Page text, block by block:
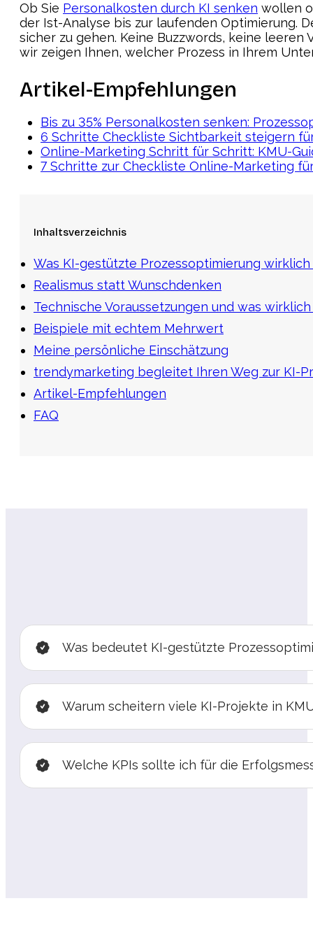
Ob Sie Personalkosten durch KI senken wollen
der Ist-Analyse bis zur laufenden Optimierung.
sicher zu gehen. Keine Buzzwords, keine
wir zeigen Ihnen, welcher Prozess in Ihrem
Artikel-Empfehlungen
Bis zu 35% Personalkosten senken:
6 Schritte Checkliste Sichtbarkeit steigern
Online-Marketing Schritt für Schritt: KMU-
7 Schritte zur Checkliste Online-Marketing
Inhaltsverzeichnis
Was KI-gestützte Prozessoptimierung
Realismus statt Wunschdenken
Technische Voraussetzungen und was
Beispiele mit echtem Mehrwert
Meine persönliche Einschätzung
trendymarketing begleitet Ihren Weg zur KI-
Artikel-Empfehlungen
FAQ
Was bedeutet KI-gestützte
Warum scheitern viele KI-Projekte in
Welche KPIs sollte ich für die